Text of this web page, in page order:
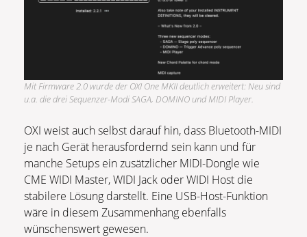
Mit Firmware 2.0 wurde der OXI One MKII deutlich erweitert: Neu sind
u.a. die drei Sequenzer-Modi SAGA, DOMINO und MIDI Player.
OXI weist auch selbst darauf hin, dass Bluetooth-MIDI
je nach Gerät herausfordernd sein kann und für
manche Setups ein zusätzlicher MIDI-Dongle wie
CME WIDI Master, WIDI Jack oder WIDI Host die
stabilere Lösung darstellt. Eine USB-Host-Funktion
wäre in diesem Zusammenhang ebenfalls
wünschenswert gewesen.